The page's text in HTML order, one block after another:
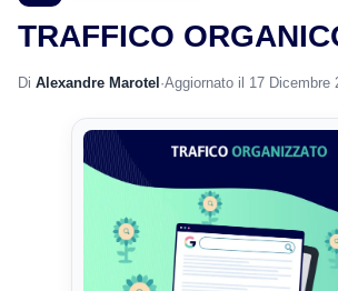
TRAFFICO
Di Alexandre Marotel ·Aggiornato il 17 Dicembre